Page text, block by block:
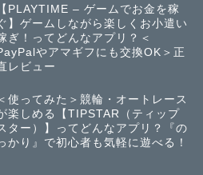
【PLAYTIME – ゲームでお金を稼
】ゲームしながら楽しくお小遣い
ぎ！ってどんなアプリ？＜
やアマギフにも交換OK＞正
レビュー
使ってみた＞競輪・オートレース
楽しめる【TIPSTAR（ティップ
ター）】ってどんなアプリ？『の
かり』で初心者も気軽に遊べる！